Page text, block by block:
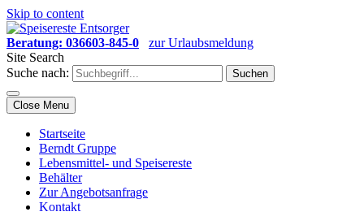
Skip to content
Beratung: 036603-845-0
zur Urlaubsmeldung
Site Search
Suche nach:
Close Menu
Startseite
Berndt Gruppe
Lebensmittel- und Speisereste
Behälter
Zur Angebotsanfrage
Kontakt